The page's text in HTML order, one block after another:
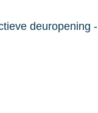
deuropening